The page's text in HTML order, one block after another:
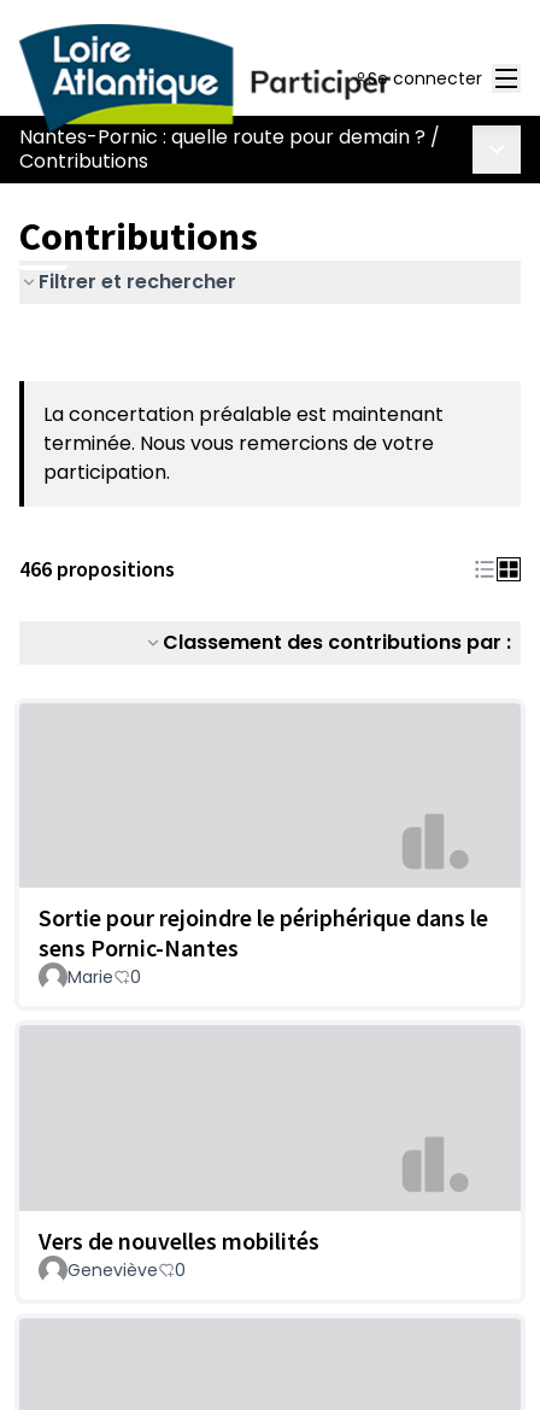
Se connecter
Nantes-Pornic : quelle route pour demain ? /
Contributions
Contributions
Filtrer et rechercher
La concertation préalable est maintenant
terminée. Nous vous remercions de votre
participation.
466 propositions
Classement des contributions par :
Sortie pour rejoindre le périphérique dans le
sens Pornic-Nantes
Marie 0
Vers de nouvelles mobilités
Geneviève 0